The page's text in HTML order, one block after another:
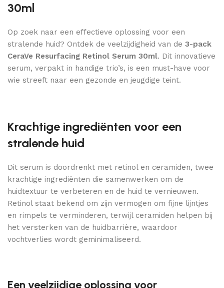
30ml
Op zoek naar een effectieve oplossing voor een
stralende huid? Ontdek de veelzijdigheid van de 3-pack
CeraVe Resurfacing Retinol Serum 30ml. Dit innovatieve
serum, verpakt in handige trio’s, is een must-have voor
wie streeft naar een gezonde en jeugdige teint.
Krachtige ingrediënten voor een
stralende huid
Dit serum is doordrenkt met retinol en ceramiden, twee
krachtige ingrediënten die samenwerken om de
huidtextuur te verbeteren en de huid te vernieuwen.
Retinol staat bekend om zijn vermogen om fijne lijntjes
en rimpels te verminderen, terwijl ceramiden helpen bij
het versterken van de huidbarrière, waardoor
vochtverlies wordt geminimaliseerd.
Een veelzijdige oplossing voor